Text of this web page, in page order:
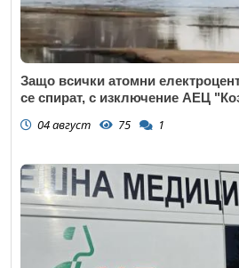
Защо всички атомни
се спират, с изключение АЕЦ
04 август 75 1